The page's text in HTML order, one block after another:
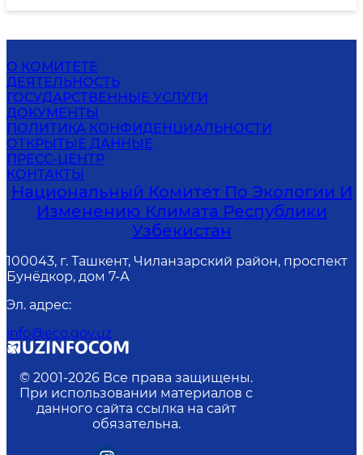
О КОМИТЕТЕ
ДЕЯТЕЛЬНОСТЬ
ГОСУДАРСТВЕННЫЕ УСЛУГИ
ДОКУМЕНТЫ
ПОЛИТИКА КОНФИДЕНЦИАЛЬНОСТИ
ОТКРЫТЫЕ ДАННЫЕ
ПРЕСС-ЦЕНТР
КОНТАКТЫ
Национальный Комитет По Экологии И
Изменению Климата Республики
Узбекистан
100043, г. Ташкент, Чиланзарский район, проспект
Бунёдкор, дом 7-А
Эл. адрес:
info@eco.gov.uz
© 2001-2026 Все права защищены.
При использовании материалов с
данного сайта ссылка на сайт
обязательна.